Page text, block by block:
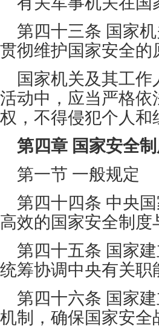
第四十三条 国家机
贯彻维护国家安全的
国家机关及其工作
活动中，应当严格
权，不得侵犯个人和
第四章 国家安全
第一节 一般规定
第四十四条 中央国
高效的国家安全制度
第四十五条 国家建
统筹协调中央有关
第四十六条 国家建
机制，确保国家安